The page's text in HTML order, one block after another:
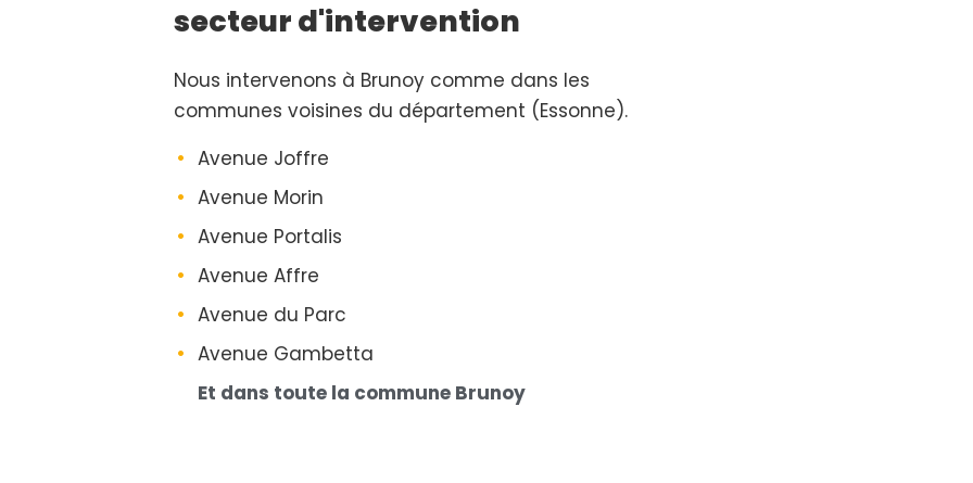
secteur d'intervention
Nous intervenons à Brunoy comme dans les
communes voisines du département (Essonne).
Avenue Joffre
Avenue Morin
Avenue Portalis
Avenue Affre
Avenue du Parc
Avenue Gambetta
Et dans toute la commune Brunoy